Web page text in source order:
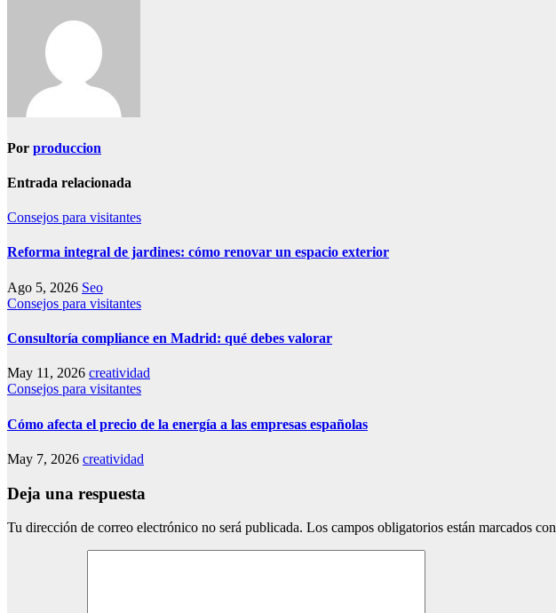
Por produccion
Entrada relacionada
Consejos para visitantes
Reforma integral de jardines: cómo renovar un espacio exterior
Ago 5, 2026 Seo
Consejos para visitantes
Consultoría compliance en Madrid: qué debes valorar
May 11, 2026 creatividad
Consejos para visitantes
Cómo afecta el precio de la energía a las empresas españolas
May 7, 2026 creatividad
Deja una respuesta
Tu dirección de correo electrónico no será publicada. Los campos obligatorios están marcados con